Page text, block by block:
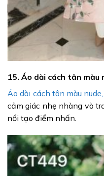
15. Áo dài cách tân màu
Áo dài cách tân màu
cảm giác nhẹ nhàng và
nổi tạo điểm nhấn.